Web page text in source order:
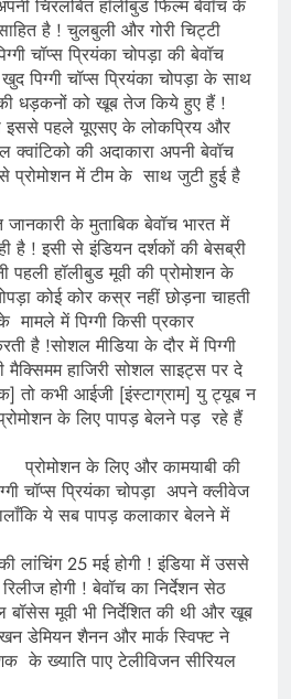
चिरलंबित हॉलीबुड फिल्म बेवॉच के
है ! चुलबुली और गोरी चिट्टी
चॉप्स प्रियंका चोपड़ा की बेवॉच
पिग्गी चॉप्स प्रियंका चोपड़ा के साथ
धड़कनों को खूब तेज किये हुए हैं !
इससे पहले यूएसए के लोकप्रिय और
क्वांटिको की अदाकारा अपनी बेवॉच
में टीम के साथ जुटी हुई है
के मुताबिक बेवॉच भारत में
है ! इसी से इंडियन दर्शकों की बेसब्री
पहली हॉलीबुड मूवी की प्रोमोशन के
कोई कोर कस्र नहीं छोड़ना चाहती
में पिग्गी किसी प्रकार
है !सोशल मीडिया के दौर में पिग्गी
मैक्सिमम हाजिरी सोशल साइट्स पर दे
तो कभी आईजी [इंस्टाग्राम] यु ट्यूब न
के लिए पापड़ बेलने पड़ रहे हैं
और कामयाबी की
चॉप्स प्रियंका चोपड़ा अपने क्लीवेज
ये सब पापड़ कलाकार बेलने में
लांचिंग 25 मई होगी ! इंडिया में उससे
होगी ! बेवॉच का निर्देशन सेठ
बॉसेस मूवी भी निर्देशित की थी और खूब
डेमियन शैनन और मार्क स्विफ्ट ने
ख्याति पाए टेलीविजन सीरियल